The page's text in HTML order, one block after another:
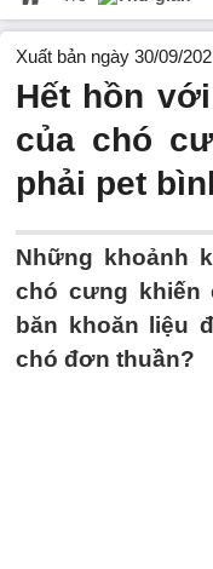
Xuất bản ngày 30/09/
Hết hồn
của chó
phải pet
Những khoảnh
chó cưng khiến
băn khoăn liệu
chó đơn thuần?